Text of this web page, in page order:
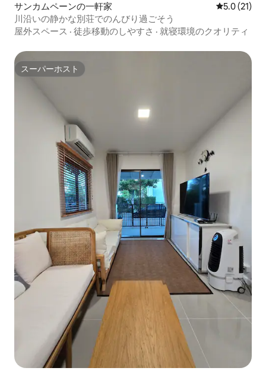
サンカムペーンの一軒家 レビュー21
5.0 (21)
川沿いの静かな別荘でのんびり過ごそう
屋外スペース · 徒歩移動のしやすさ · 就寝環境のクオリティ
スーパーホスト
スーパーホスト